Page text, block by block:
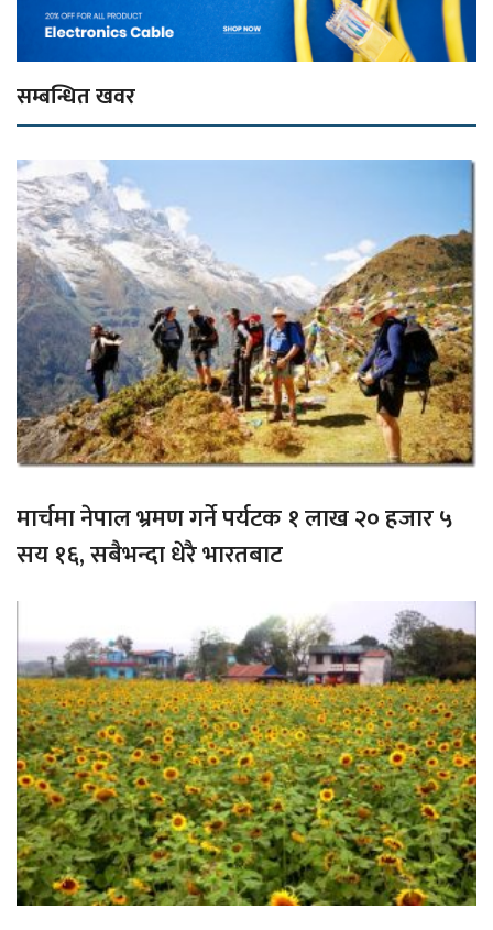
सम्बन्धित खवर
मार्चमा नेपाल भ्रमण गर्ने पर्यटक १ लाख २० हजार ५
सय १६, सबैभन्दा धेरै भारतबाट